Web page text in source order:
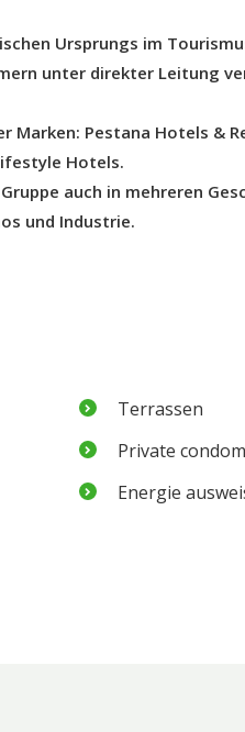
Ursprungs im
unter direkter Leitung
Pestana Hotels &
Hotels.
auch in mehreren
und Industrie.
Terrassen
Private
Energie